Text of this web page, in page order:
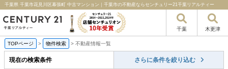
千葉県 千葉市花見川区幕張町 中古マンション｜千葉市の不動産ならセンチュリー21千葉リアルティー
千葉 木更津
TOPページ > 物件検索 > 不動産情報一覧
現在の検索条件 さらに条件を絞り込む